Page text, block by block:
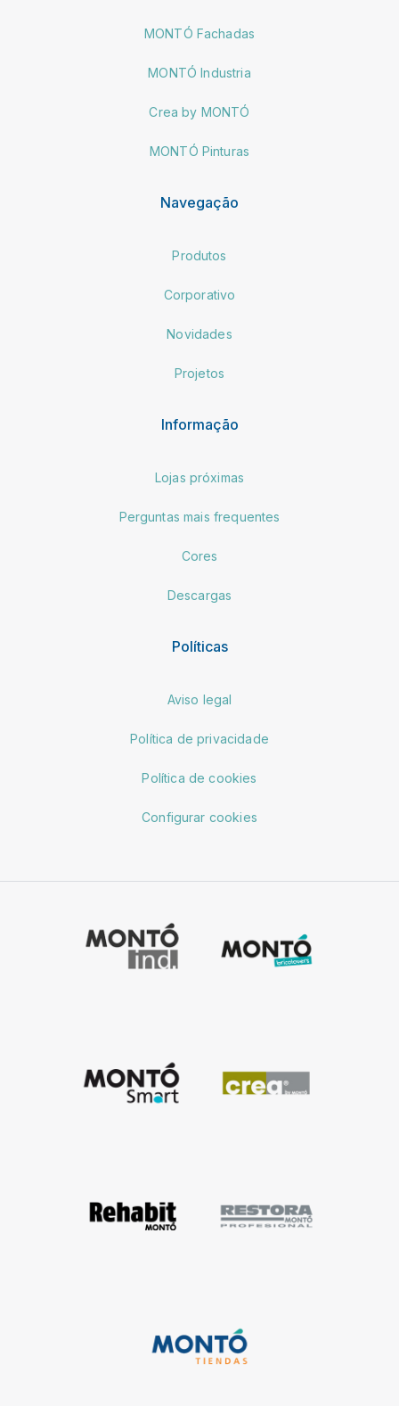
MONTÓ Fachadas
MONTÓ Industria
Crea by MONTÓ
MONTÓ Pinturas
Navegação
Produtos
Corporativo
Novidades
Projetos
Informação
Lojas próximas
Perguntas mais frequentes
Cores
Descargas
Políticas
Aviso legal
Política de privacidade
Política de cookies
Configurar cookies